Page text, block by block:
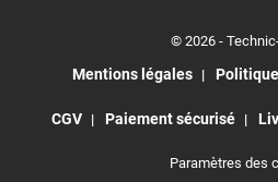
© 2026 -
Mentions légales
CGV Paiement sécurisé
Paramètres des